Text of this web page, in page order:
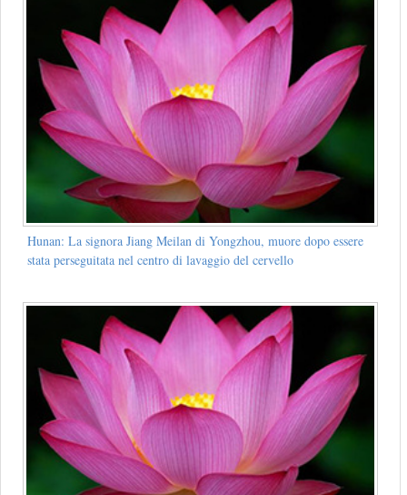
Hunan: La signora Jiang Meilan di Yongzhou, muore dopo essere
stata perseguitata nel centro di lavaggio del cervello